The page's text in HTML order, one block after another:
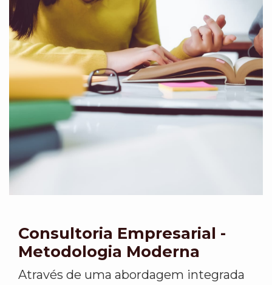
Consultoria Empresarial -
Metodologia Moderna
Através de uma abordagem integrada